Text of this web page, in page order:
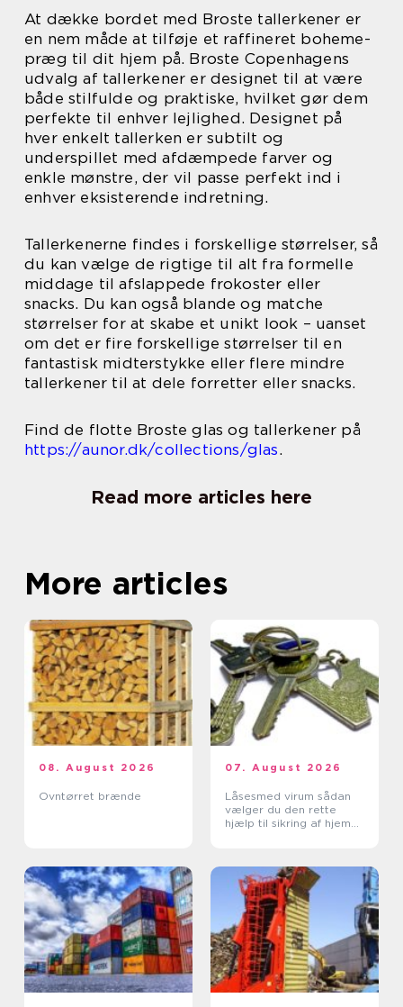
At dække bordet med Broste tallerkener er
en nem måde at tilføje et raffineret boheme-
præg til dit hjem på. Broste Copenhagens
udvalg af tallerkener er designet til at være
både stilfulde og praktiske, hvilket gør dem
perfekte til enhver lejlighed. Designet på
hver enkelt tallerken er subtilt og
underspillet med afdæmpede farver og
enkle mønstre, der vil passe perfekt ind i
enhver eksisterende indretning.
Tallerkenerne findes i forskellige størrelser, så
du kan vælge de rigtige til alt fra formelle
middage til afslappede frokoster eller
snacks. Du kan også blande og matche
størrelser for at skabe et unikt look – uanset
om det er fire forskellige størrelser til en
fantastisk midterstykke eller flere mindre
tallerkener til at dele forretter eller snacks.
Find de flotte Broste glas og tallerkener på
https://aunor.dk/collections/glas.
Read more articles here
More articles
08. August 2026
Ovntørret brænde
07. August 2026
Låsesmed virum sådan
vælger du den rette
hjælp til sikring af hjem